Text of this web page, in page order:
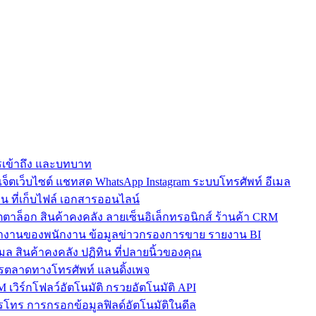
ข้าถึง และบทบาท
ว็บไซต์ แชทสด WhatsApp Instagram ระบบโทรศัพท์ อีเมล
ที่เก็บไฟล์ เอกสารออนไลน์
าล็อก สินค้าคงคลัง ลายเซ็นอิเล็กทรอนิกส์ ร้านค้า CRM
งานของพนักงาน ข้อมูลข่าวกรองการขาย รายงาน BI
มล สินค้าคงคลัง ปฏิทิน ที่ปลายนิ้วของคุณ
ลาดทางโทรศัพท์ แลนดิ้งเพจ
เวิร์กโฟลว์อัตโนมัติ กรวยอัตโนมัติ API
โทร การกรอกข้อมูลฟิลด์อัตโนมัติในดีล